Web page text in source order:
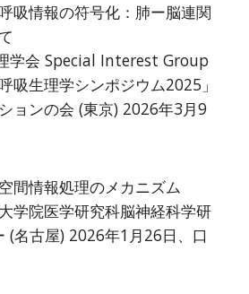
吸情報の符号化：肺ー脳連関
学会 Special Interest Group
吸生理学シンポジウム2025」
ョンの会 (東京) 2026年3月9
間情報処理のメカニズム
学院医学研究科脳神経科学研
(名古屋) 2026年1月26日、口